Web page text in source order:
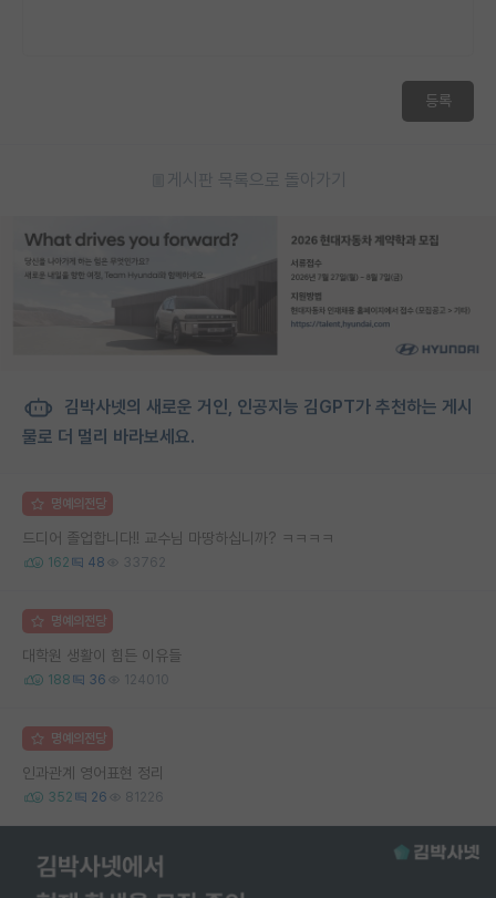
등록
게시판 목록으로 돌아가기
김박사넷의 새로운 거인, 인공지능 김GPT가 추천하는 게시
물로 더 멀리 바라보세요.
명예의전당
드디어 졸업합니다!! 교수님 마땅하십니까? ㅋㅋㅋㅋ
162 48 33762
명예의전당
대학원 생활이 힘든 이유들
188 36 124010
명예의전당
인과관계 영어표현 정리
352 26 81226